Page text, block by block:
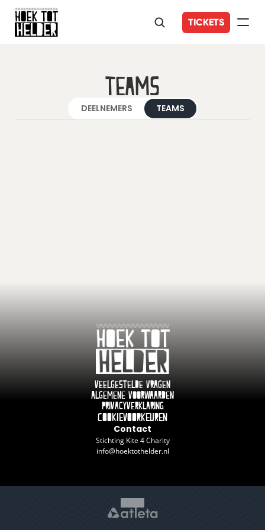
Teams
DEELNEMERS TEAMS
TICKETS
Veelgestelde vragen
Algemene voorwaarden
Privacyverklaring
Cookievoorkeuren
Contact
Stichting Kite 4 Charity
info@hoektothelder.nl